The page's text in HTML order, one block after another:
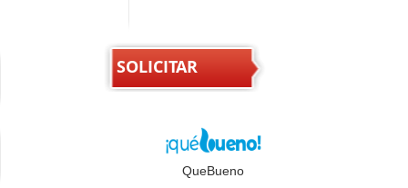
SOLICITAR
QueBueno